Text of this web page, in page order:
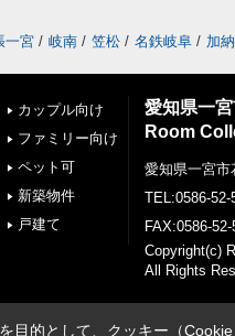
一宮 / 岐南 / 笠松 / 名鉄岐阜 / 加納
カップル向け
ファミリー向け
ペット可
新築物件
戸建て
愛知県一
Room
愛知県一宮市
TEL:0586-52-
FAX:0586-
Copyright(c)
All Rights
目的として、クッキー（